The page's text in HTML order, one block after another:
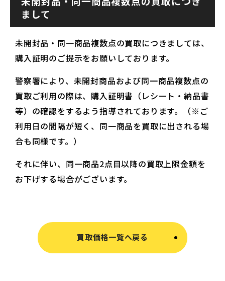
まして
未開封品・同一商品複数点の買取につきましては、
購入証明のご提示をお願いしております。
警察署により、未開封商品および同一商品複数点の
買取ご利用の際は、購入証明書（レシート・納品書
等）の確認をするよう指導されております。（※ご
利用日の間隔が短く、同一商品を買取に出される場
合も同様です。）
それに伴い、同一商品2点目以降の買取上限金額を
お下げする場合がございます。
買取価格一覧へ戻る